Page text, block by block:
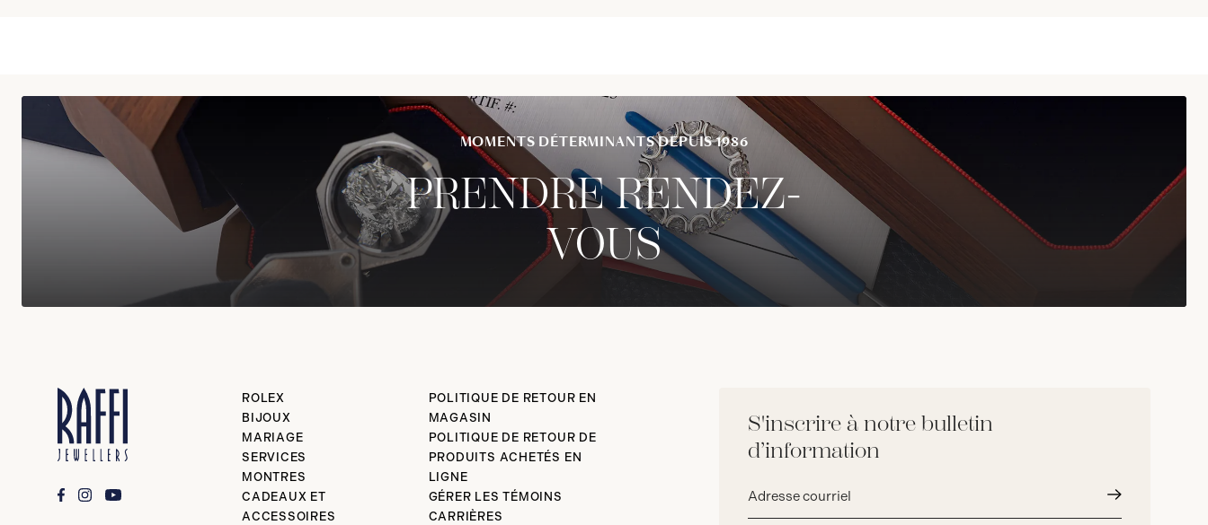
MOMENTS DÉTERMINANTS DEPUIS 1986
PRENDRE RENDEZ-
VOUS
S'inscrire à notre bulletin
d’information
courriel*
ROLEX
BIJOUX
MARIAGE
SERVICES
MONTRES
CADEAUX ET
ACCESSOIRES
POLITIQUE DE RETOUR EN
MAGASIN
POLITIQUE DE RETOUR DE
PRODUITS ACHETÉS EN
LIGNE
GÉRER LES TÉMOINS
CARRIÈRES